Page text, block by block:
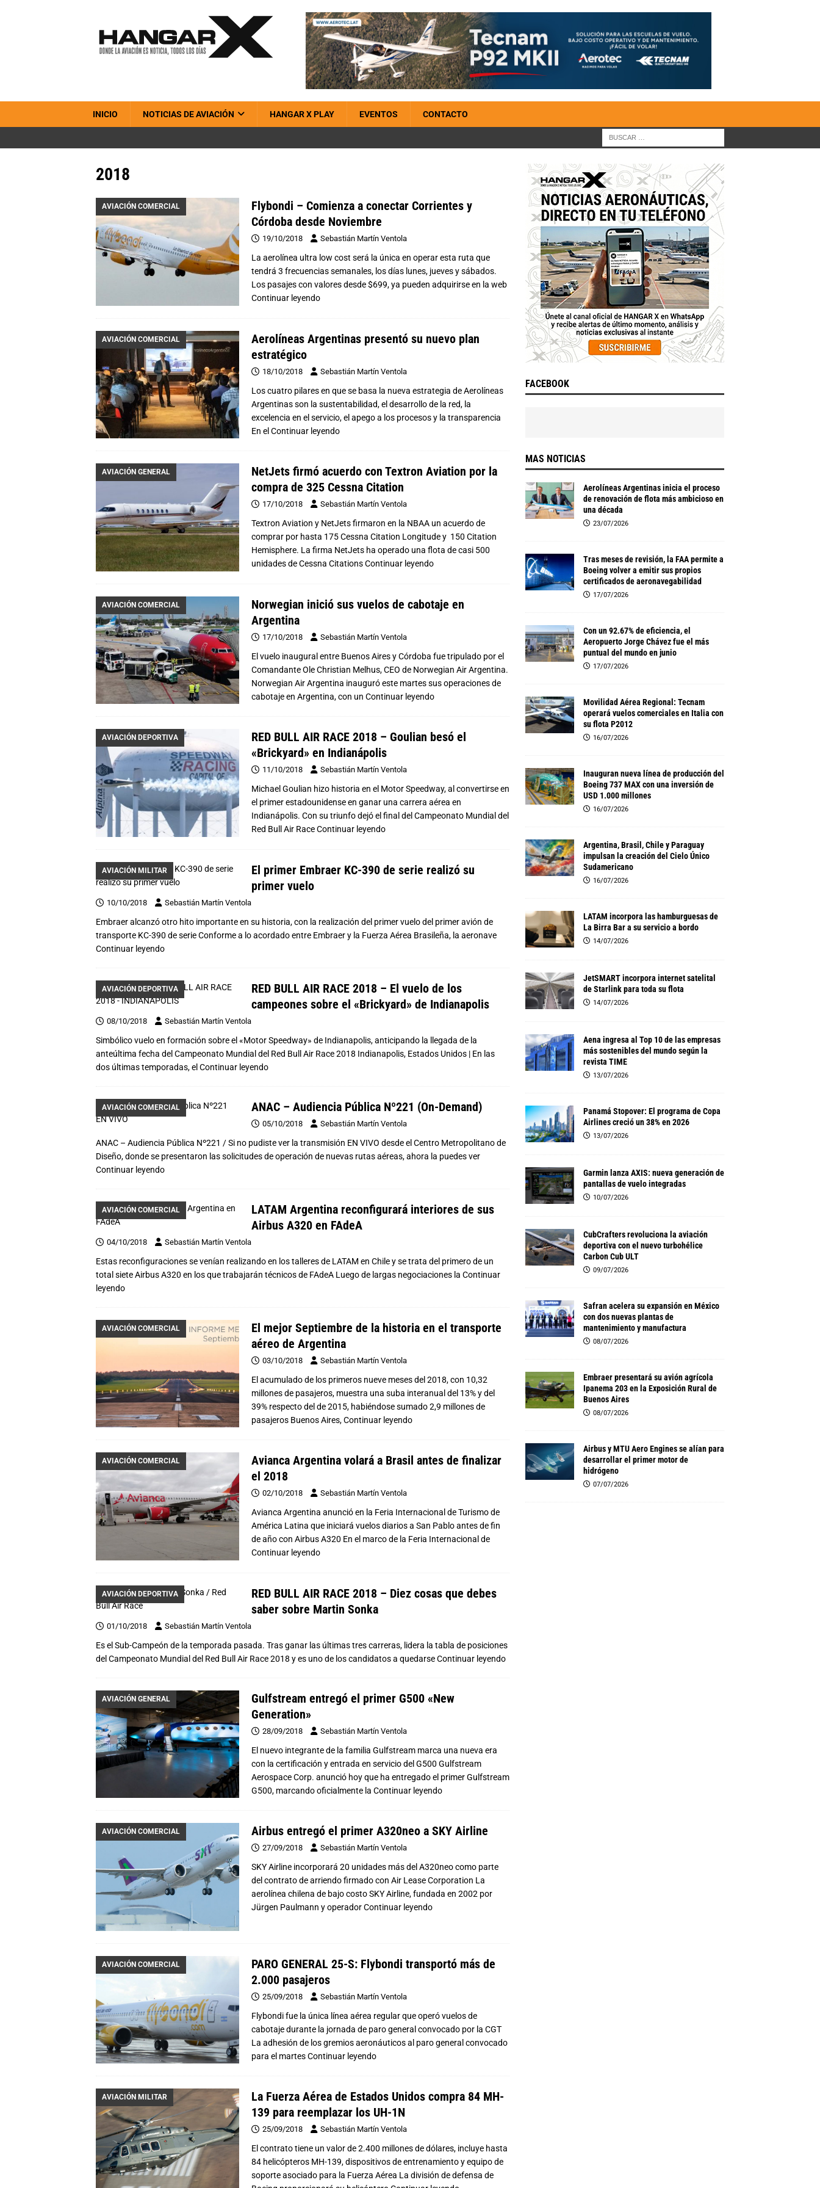
INICIO NOTICIAS DE AVIACIÓN HANGAR X PLAY EVENTOS CONTACTO
2018
AVIACIÓN COMERCIAL
Flybondi – Comienza a conectar Corrientes y
Córdoba desde Noviembre
19/10/2018 Sebastián Martín Ventola
La aerolínea ultra low cost será la única en operar esta ruta que
tendrá 3 frecuencias semanales, los días lunes, jueves y sábados.
Los pasajes con valores desde $699, ya pueden adquirirse en la web
Continuar leyendo
AVIACIÓN COMERCIAL
Aerolíneas Argentinas presentó su nuevo plan
estratégico
18/10/2018 Sebastián Martín Ventola
Los cuatro pilares en que se basa la nueva estrategia de Aerolíneas
Argentinas son la sustentabilidad, el desarrollo de la red, la
excelencia en el servicio, el apego a los procesos y la transparencia
En el Continuar leyendo
AVIACIÓN GENERAL
NetJets firmó acuerdo con Textron Aviation por la
compra de 325 Cessna Citation
17/10/2018 Sebastián Martín Ventola
Textron Aviation y NetJets firmaron en la NBAA un acuerdo de
comprar por hasta 175 Cessna Citation Longitude y 150 Citation
Hemisphere. La firma NetJets ha operado una flota de casi 500
unidades de Cessna CitationsContinuar leyendo
AVIACIÓN COMERCIAL
Norwegian inició sus vuelos de cabotaje en
Argentina
17/10/2018 Sebastián Martín Ventola
El vuelo inaugural entre Buenos Aires y Córdoba fue tripulado por el
Comandante Ole Christian Melhus, CEO de Norwegian Air Argentina.
Norwegian Air Argentina inauguró este martes sus operaciones de
cabotaje en Argentina, con un Continuar leyendo
AVIACIÓN DEPORTIVA
RED BULL AIR RACE 2018 – Goulian besó el
«Brickyard» en Indianápolis
11/10/2018 Sebastián Martín Ventola
Michael Goulian hizo historia en el Motor Speedway, al convertirse en
el primer estadounidense en ganar una carrera aérea en
Indianápolis. Con su triunfo dejó el final del Campeonato Mundial del
Red Bull Air RaceContinuar leyendo
AVIACIÓN MILITAR
El primer Embraer KC-390 de serie realizó su
primer vuelo
10/10/2018 Sebastián Martín Ventola
Embraer alcanzó otro hito importante en su historia, con la realización del primer vuelo del primer avión de
transporte KC-390 de serie Conforme a lo acordado entre Embraer y la Fuerza Aérea Brasileña, la aeronave
Continuar leyendo
AVIACIÓN DEPORTIVA
RED BULL AIR RACE 2018 – El vuelo de los
campeones sobre el «Brickyard» de Indianapolis
08/10/2018 Sebastián Martín Ventola
Simbólico vuelo en formación sobre el «Motor Speedway» de Indianapolis, anticipando la llegada de la
anteúltima fecha del Campeonato Mundial del Red Bull Air Race 2018 Indianapolis, Estados Unidos | En las
dos últimas temporadas, el Continuar leyendo
AVIACIÓN COMERCIAL ANAC – Audiencia Pública Nº221 (On-Demand)
05/10/2018 Sebastián Martín Ventola
ANAC – Audiencia Pública Nº221 / Si no pudiste ver la transmisión EN VIVO desde el Centro Metropolitano de
Diseño, donde se presentaron las solicitudes de operación de nuevas rutas aéreas, ahora la puedes ver
Continuar leyendo
AVIACIÓN COMERCIAL
LATAM Argentina reconfigurará interiores de sus
Airbus A320 en FAdeA
04/10/2018 Sebastián Martín Ventola
Estas reconfiguraciones se venían realizando en los talleres de LATAM en Chile y se trata del primero de un
total siete Airbus A320 en los que trabajarán técnicos de FAdeA Luego de largas negociaciones la Continuar
leyendo
AVIACIÓN COMERCIAL
El mejor Septiembre de la historia en el transporte
aéreo de Argentina
03/10/2018 Sebastián Martín Ventola
El acumulado de los primeros nueve meses del 2018, con 10,32
millones de pasajeros, muestra una suba interanual del 13% y del
39% respecto del de 2015, habiéndose sumado 2,9 millones de
pasajeros Buenos Aires,Continuar leyendo
AVIACIÓN COMERCIAL
Avianca Argentina volará a Brasil antes de finalizar
el 2018
02/10/2018 Sebastián Martín Ventola
Avianca Argentina anunció en la Feria Internacional de Turismo de
América Latina que iniciará vuelos diarios a San Pablo antes de fin
de año con Airbus A320 En el marco de la Feria Internacional de
Continuar leyendo
AVIACIÓN DEPORTIVA
RED BULL AIR RACE 2018 – Diez cosas que debes
saber sobre Martin Sonka
01/10/2018 Sebastián Martín Ventola
Es el Sub-Campeón de la temporada pasada. Tras ganar las últimas tres carreras, lidera la tabla de posiciones
del Campeonato Mundial del Red Bull Air Race 2018 y es uno de los candidatos a quedarseContinuar leyendo
AVIACIÓN GENERAL
Gulfstream entregó el primer G500 «New
Generation»
28/09/2018 Sebastián Martín Ventola
El nuevo integrante de la familia Gulfstream marca una nueva era
con la certificación y entrada en servicio del G500 Gulfstream
Aerospace Corp. anunció hoy que ha entregado el primer Gulfstream
G500, marcando oficialmente la Continuar leyendo
AVIACIÓN COMERCIAL Airbus entregó el primer A320neo a SKY Airline
27/09/2018 Sebastián Martín Ventola
SKY Airline incorporará 20 unidades más del A320neo como parte
del contrato de arriendo firmado con Air Lease Corporation La
aerolínea chilena de bajo costo SKY Airline, fundada en 2002 por
Jürgen Paulmann y operadorContinuar leyendo
AVIACIÓN COMERCIAL
PARO GENERAL 25-S: Flybondi transportó más de
2.000 pasajeros
25/09/2018 Sebastián Martín Ventola
Flybondi fue la única línea aérea regular que operó vuelos de
cabotaje durante la jornada de paro general convocado por la CGT
La adhesión de los gremios aeronáuticos al paro general convocado
para el martesContinuar leyendo
AVIACIÓN MILITAR
La Fuerza Aérea de Estados Unidos compra 84 MH-
139 para reemplazar los UH-1N
25/09/2018 Sebastián Martín Ventola
El contrato tiene un valor de 2.400 millones de dólares, incluye hasta
84 helicópteros MH-139, dispositivos de entrenamiento y equipo de
soporte asociado para la Fuerza Aérea La división de defensa de
FACEBOOK
MAS NOTICIAS
Aerolíneas Argentinas inicia el proceso
de renovación de flota más ambicioso en
una década
23/07/2026
Tras meses de revisión, la FAA permite a
Boeing volver a emitir sus propios
certificados de aeronavegabilidad
17/07/2026
Con un 92.67% de eficiencia, el
Aeropuerto Jorge Chávez fue el más
puntual del mundo en junio
17/07/2026
Movilidad Aérea Regional: Tecnam
operará vuelos comerciales en Italia con
su flota P2012
16/07/2026
Inauguran nueva línea de producción del
Boeing 737 MAX con una inversión de
USD 1.000 millones
16/07/2026
Argentina, Brasil, Chile y Paraguay
impulsan la creación del Cielo Único
Sudamericano
16/07/2026
LATAM incorpora las hamburguesas de
La Birra Bar a su servicio a bordo
14/07/2026
JetSMART incorpora internet satelital
de Starlink para toda su flota
14/07/2026
Aena ingresa al Top 10 de las empresas
más sostenibles del mundo según la
revista TIME
13/07/2026
Panamá Stopover: El programa de Copa
Airlines creció un 38% en 2026
13/07/2026
Garmin lanza AXIS: nueva generación de
pantallas de vuelo integradas
10/07/2026
CubCrafters revoluciona la aviación
deportiva con el nuevo turbohélice
Carbon Cub ULT
09/07/2026
Safran acelera su expansión en México
con dos nuevas plantas de
mantenimiento y manufactura
08/07/2026
Embraer presentará su avión agrícola
Ipanema 203 en la Exposición Rural de
Buenos Aires
08/07/2026
Airbus y MTU Aero Engines se alían para
desarrollar el primer motor de
hidrógeno
07/07/2026